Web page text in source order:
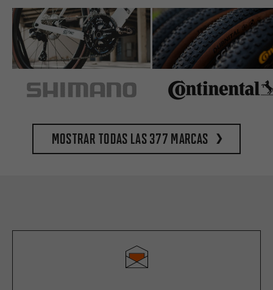
Mostrar todas las 377 marcas